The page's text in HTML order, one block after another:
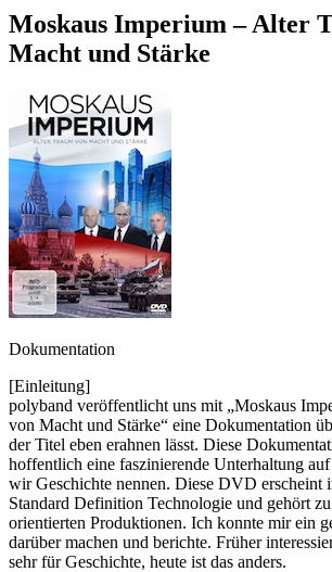
Moskaus Imperium – Alter
Macht und Stärke
Dokumentation
[Einleitung]
polyband veröffentlicht uns mit „Moskaus
von Macht und Stärke“ eine Dokumentation
der Titel eben erahnen lässt. Diese
hoffentlich eine faszinierende Unterhaltung auf
wir Geschichte nennen. Diese DVD erscheint
Standard Definition Technologie und gehört
orientierten Produktionen. Ich konnte mir ein
darüber machen und berichte. Früher
sehr für Geschichte, heute ist das anders.